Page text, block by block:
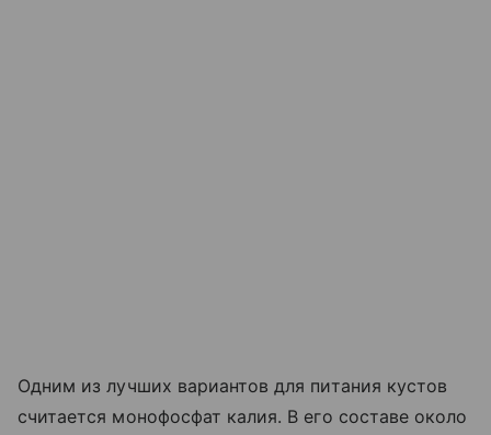
Одним из лучших вариантов для питания кустов
считается монофосфат калия. В его составе около